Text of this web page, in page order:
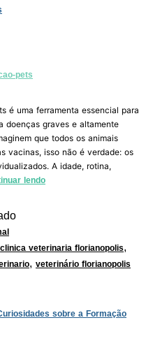
é uma ferramenta essencial para
doenças graves e altamente
que todos os animais
vacinas, isso não é verdade: os
A idade, rotina,
lendo
clinica veterinaria florianopolis,
, veterinário florianopolis
sobre a Formação